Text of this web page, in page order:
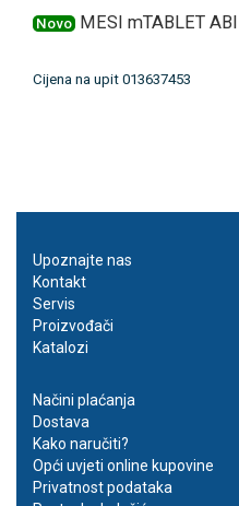
Novo MESI mTABLET
Cijena na upit 013637453
Upoznajte nas
Kontakt
Servis
Proizvođači
Katalozi
Načini plaćanja
Dostava
Kako naručiti?
Opći uvjeti online kupovine
Privatnost podataka